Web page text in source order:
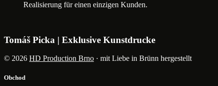
Realisierung für einen einzigen Kunden.
Tomáš Picka | Exklusive Kunstdrucke
© 2026 HD Production Brno · mit Liebe in Brünn hergestellt
Obchod